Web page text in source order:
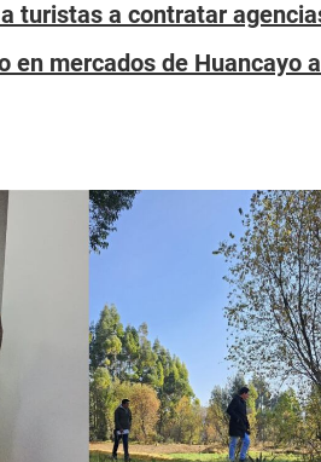
turistas a contratar
en mercados de